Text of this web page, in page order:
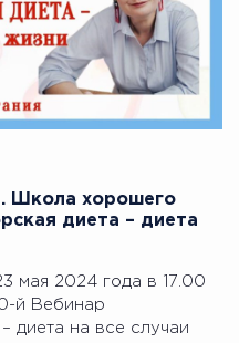
Школа хорошего
диета – диета
мая 2024 года в 17.00
й Вебинар
диета на все случаи